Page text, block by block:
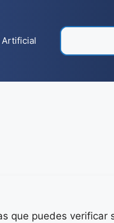
Artificial
que puedes verificar